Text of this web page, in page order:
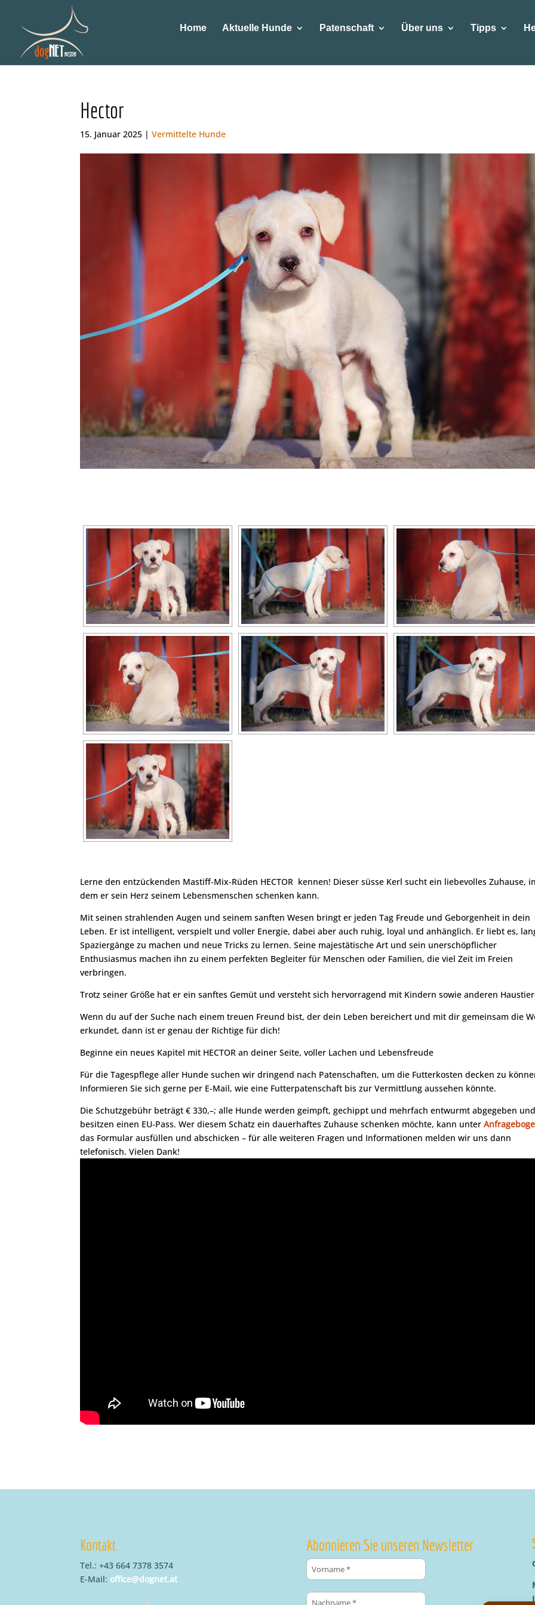
Home Aktuelle Hunde Patenschaft Über uns Tipps
Hector
15. Januar 2025 |Vermittelte Hunde
Lerne den entzückenden Mastiff-Mix-Rüden HECTOR kennen! Dieser süsse Kerl sucht ein liebevolles Zuhause, in
dem er sein Herz seinem Lebensmenschen schenken kann.
Mit seinen strahlenden Augen und seinem sanften Wesen bringt er jeden Tag Freude und Geborgenheit in dein
Leben. Er ist intelligent, verspielt und voller Energie, dabei aber auch ruhig, loyal und anhänglich. Er liebt es,
Spaziergänge zu machen und neue Tricks zu lernen. Seine majestätische Art und sein unerschöpflicher
Enthusiasmus machen ihn zu einem perfekten Begleiter für Menschen oder Familien, die viel Zeit im Freien
verbringen.
Trotz seiner Größe hat er ein sanftes Gemüt und versteht sich hervorragend mit Kindern sowie anderen
Wenn du auf der Suche nach einem treuen Freund bist, der dein Leben bereichert und mit dir gemeinsam die
erkundet, dann ist er genau der Richtige für dich!
Beginne ein neues Kapitel mit HECTOR an deiner Seite, voller Lachen und Lebensfreude
Für die Tagespflege aller Hunde suchen wir dringend nach Patenschaften, um die Futterkosten decken zu
Informieren Sie sich gerne per E-Mail, wie eine Futterpatenschaft bis zur Vermittlung aussehen könnte.
Die Schutzgebühr beträgt € 330,–; alle Hunde werden geimpft, gechippt und mehrfach entwurmt abgegeben und
besitzen einen EU-Pass. Wer diesem Schatz ein dauerhaftes Zuhause schenken möchte, kann unter
das Formular ausfüllen und abschicken – für alle weiteren Fragen und Informationen melden wir uns dann
telefonisch. Vielen Dank!
Kontakt
Tel.: +43 664 7378 3574
E-Mail: office@dognet.at
Abonnieren Sie unseren Newsletter